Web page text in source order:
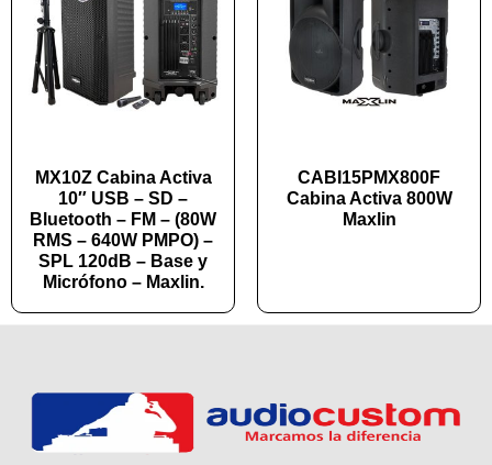
MX10Z Cabina Activa
10″ USB – SD –
Bluetooth – FM – (80W
RMS – 640W PMPO) –
SPL 120dB – Base y
Micrófono – Maxlin.
CABI15PMX800F
Cabina Activa 800W
Maxlin